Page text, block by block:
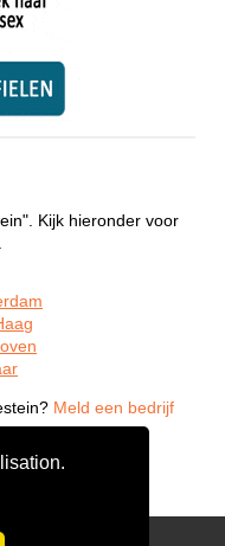
Kijk hieronder voor
Meld een bedrijf